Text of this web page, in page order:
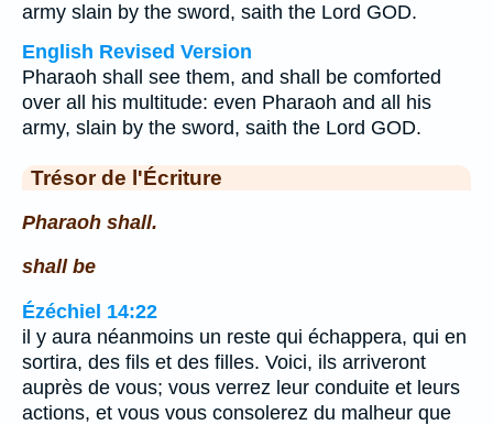
army slain by the sword, saith the Lord GOD.
English Revised Version
Pharaoh shall see them, and shall be comforted
over all his multitude: even Pharaoh and all his
army, slain by the sword, saith the Lord GOD.
Trésor de l'Écriture
Pharaoh shall.
shall be
Ézéchiel 14:22
il y aura néanmoins un reste qui échappera, qui en
sortira, des fils et des filles. Voici, ils arriveront
auprès de vous; vous verrez leur conduite et leurs
actions, et vous vous consolerez du malheur que